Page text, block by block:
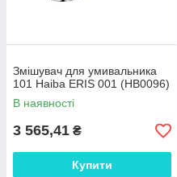
Змішувач для умивальника
101 Haiba ERIS 001 (HB0096)
В наявності
3 565,41 ₴
Купити